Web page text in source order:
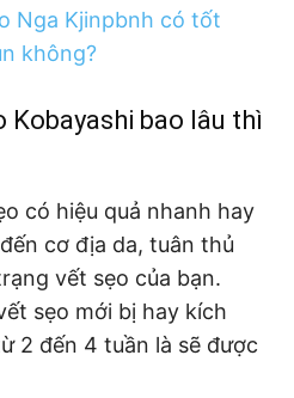
Nga Kjinpbnh có tốt
không?
Kobayashi bao lâu thì
có hiệu quả nhanh hay
cơ địa da, tuân thủ
vết sẹo của bạn.
sẹo mới bị hay kích
2 đến 4 tuần là sẽ được